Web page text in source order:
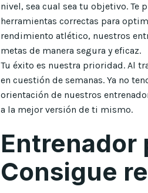
nivel, sea cual sea tu objetivo. Te
herramientas correctas para
rendimiento atlético, nuestros
metas de manera segura y eficaz.
Tu éxito es nuestra prioridad. Al
en cuestión de semanas. Ya no
orientación de nuestros
a la mejor versión de ti mismo.
Entrenador
Consigue